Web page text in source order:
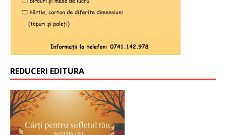
REDUCERI EDITURA